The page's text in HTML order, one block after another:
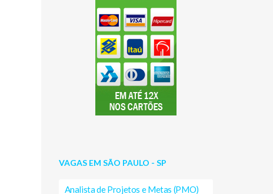
VAGAS EM SÃO PAULO - SP
Analista de Projetos e Metas (PMO)